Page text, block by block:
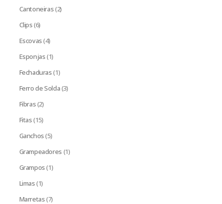
Cantoneiras(2)
Clips(6)
Escovas(4)
Esponjas(1)
Fechaduras(1)
Ferro de Solda(3)
Fibras(2)
Fitas(15)
Ganchos(5)
Grampeadores (1)
Grampos(1)
Limas(1)
Marretas(7)